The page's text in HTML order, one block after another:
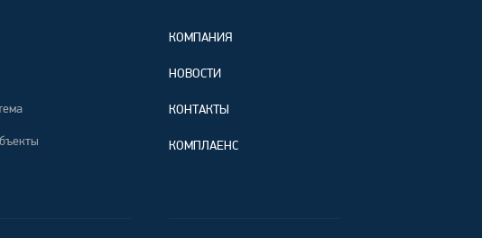
КОМПАНИЯ
НОВОСТИ
КОНТАКТЫ
КОМПЛАЕНС